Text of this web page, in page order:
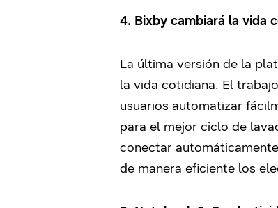
4. Bixby cambiará la vida
La última versión de la
la vida cotidiana. El
usuarios automatizar
para el mejor ciclo de
conectar
de manera eficiente los